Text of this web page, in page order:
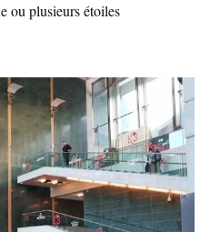
ou plusieurs étoiles